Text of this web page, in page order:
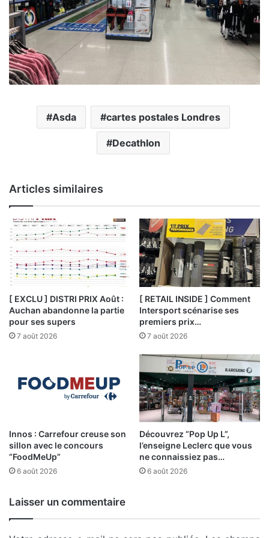
Asda cartes postales Londres
Decathlon
Articles similaires
[ EXCLU ] DISTRI PRIX Août :
Auchan abandonne la partie
pour ses supers
7 août 2026
[ RETAIL INSIDE ] Comment
Intersport scénarise ses
premiers prix…
7 août 2026
Innos : Carrefour creuse son
sillon avec le concours
“FoodMeUp”
6 août 2026
Découvrez “Pop Up L”,
l’enseigne Leclerc que vous
ne connaissiez pas…
6 août 2026
Laisser un commentaire